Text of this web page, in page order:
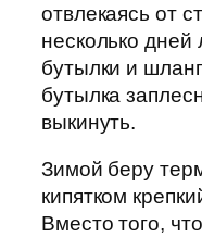
отвлекаясь от
несколько
бутылки и
бутылка
выкинуть.
Зимой беру
кипятком
Вместо того,